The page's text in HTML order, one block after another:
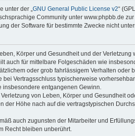
der „ GNU General Public License v2“
Community unter www.phpbb.de
der Software für bestimmte Zwecke nicht
Körper und Gesundheit und der
auch für mittelbare Folgeschäden wie
oder grob fahrlässigem Verhalten
Vertragsschluss typischerweise
insbesondere entgangenen Gewinn.
von Leben, Körper und Gesundheit
der Höhe nach auf die vertragstypischen
auch zugunsten der Mitarbeiter und
Recht bleiben unberührt.